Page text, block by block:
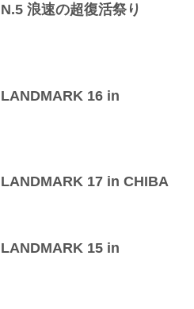
浪速の超復活祭り
LANDMARK 16 in
LANDMARK 17 in CHIBA
LANDMARK 15 in